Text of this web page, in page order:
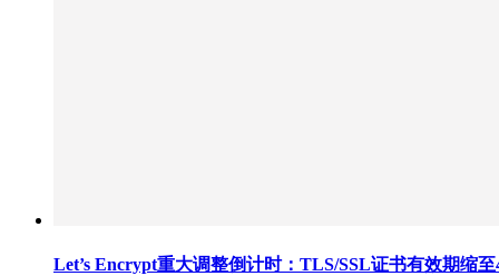
Let’s Encrypt重大调整倒计时：TLS/SSL证书有效期缩